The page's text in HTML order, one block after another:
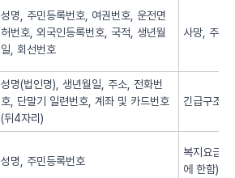
성명, 주민등록번호, 여권번호, 운전면
허번호, 외국인등록번호, 국적, 생년월
일, 회선번호
사망, 주민
성명(법인명), 생년월일, 주소, 전화번
호, 단말기 일련번호, 계좌 및 카드번호
(뒤4자리)
긴급구조(
성명, 주민등록번호
복지요금
에 한함)